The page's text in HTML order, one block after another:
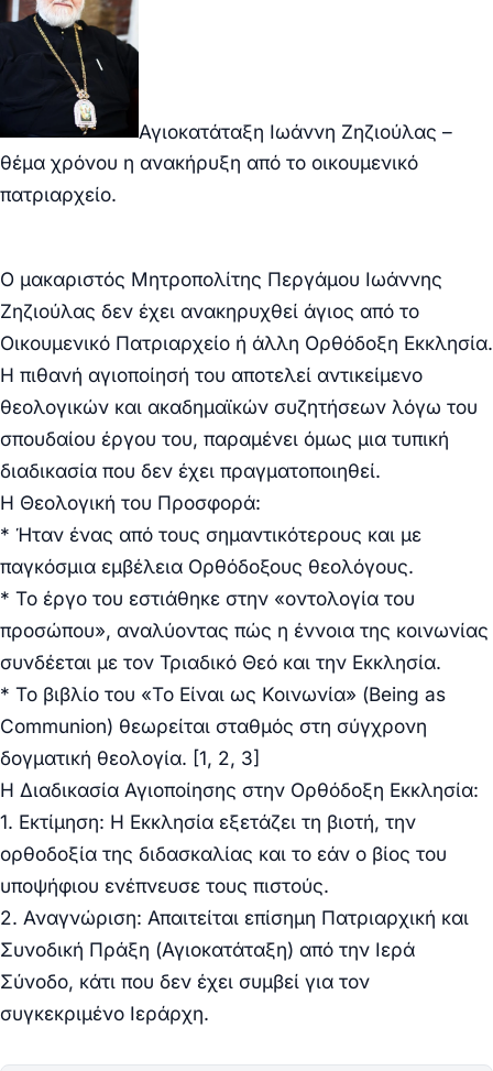
Αγιοκατάταξη Ιωάννη Ζηζιούλας –
θέμα χρόνου η ανακήρυξη από το οικουμενικό
πατριαρχείο.
Ο μακαριστός Μητροπολίτης Περγάμου Ιωάννης
Ζηζιούλας δεν έχει ανακηρυχθεί άγιος από το
Οικουμενικό Πατριαρχείο ή άλλη Ορθόδοξη Εκκλησία.
Η πιθανή αγιοποίησή του αποτελεί αντικείμενο
θεολογικών και ακαδημαϊκών συζητήσεων λόγω του
σπουδαίου έργου του, παραμένει όμως μια τυπική
διαδικασία που δεν έχει πραγματοποιηθεί.
Η Θεολογική του Προσφορά:
* Ήταν ένας από τους σημαντικότερους και με
παγκόσμια εμβέλεια Ορθόδοξους θεολόγους.
* Το έργο του εστιάθηκε στην «οντολογία του
προσώπου», αναλύοντας πώς η έννοια της κοινωνίας
συνδέεται με τον Τριαδικό Θεό και την Εκκλησία.
* Το βιβλίο του «Το Είναι ως Κοινωνία» (Being as
Communion) θεωρείται σταθμός στη σύγχρονη
δογματική θεολογία. [1, 2, 3]
Η Διαδικασία Αγιοποίησης στην Ορθόδοξη Εκκλησία:
1. Εκτίμηση: Η Εκκλησία εξετάζει τη βιοτή, την
ορθοδοξία της διδασκαλίας και το εάν ο βίος του
υποψήφιου ενέπνευσε τους πιστούς.
2. Αναγνώριση: Απαιτείται επίσημη Πατριαρχική και
Συνοδική Πράξη (Αγιοκατάταξη) από την Ιερά
Σύνοδο, κάτι που δεν έχει συμβεί για τον
συγκεκριμένο Ιεράρχη.